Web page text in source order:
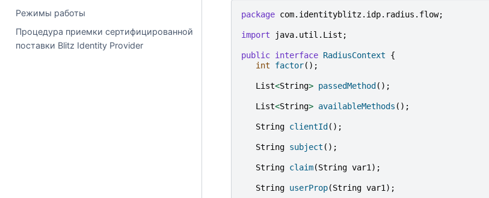
Режимы работы
Процедура приемки сертифицированной
поставки Blitz Identity Provider
package com.identityblitz.idp.radius.flow;
import java.util.List ;
public interface RadiusContext
{
int
factor();
List<String> passedMethod ();
List<String> availableMethods ();
String clientId ();
String subject ();
String claim(String var1 );
String userProp(String var1 );